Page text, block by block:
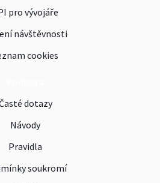
pro vývojáře
návštěvnosti
cookies
dotazy
Návody
Pravidla
soukromí